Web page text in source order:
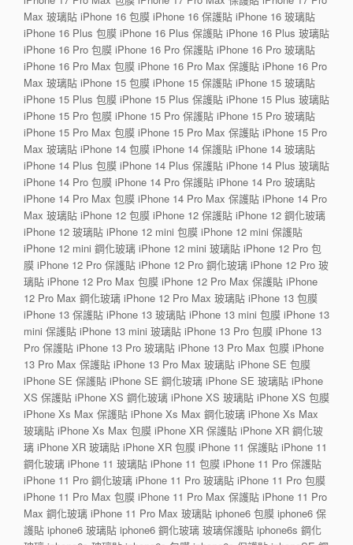
Max 玻璃貼 iPhone 16 包膜 iPhone 16 保護貼 iPhone 16 玻璃貼
iPhone 16 Plus 包膜 iPhone 16 Plus 保護貼 iPhone 16 Plus 玻璃貼
iPhone 16 Pro 包膜 iPhone 16 Pro 保護貼 iPhone 16 Pro 玻璃貼
iPhone 16 Pro Max 包膜 iPhone 16 Pro Max 保護貼 iPhone 16 Pro
Max 玻璃貼 iPhone 15 包膜 iPhone 15 保護貼 iPhone 15 玻璃貼
iPhone 15 Plus 包膜 iPhone 15 Plus 保護貼 iPhone 15 Plus 玻璃貼
iPhone 15 Pro 包膜 iPhone 15 Pro 保護貼 iPhone 15 Pro 玻璃貼
iPhone 15 Pro Max 包膜 iPhone 15 Pro Max 保護貼 iPhone 15 Pro
Max 玻璃貼 iPhone 14 包膜 iPhone 14 保護貼 iPhone 14 玻璃貼
iPhone 14 Plus 包膜 iPhone 14 Plus 保護貼 iPhone 14 Plus 玻璃貼
iPhone 14 Pro 包膜 iPhone 14 Pro 保護貼 iPhone 14 Pro 玻璃貼
iPhone 14 Pro Max 包膜 iPhone 14 Pro Max 保護貼 iPhone 14 Pro
Max 玻璃貼 iPhone 12 包膜 iPhone 12 保護貼 iPhone 12 鋼化玻璃
iPhone 12 玻璃貼 iPhone 12 mini 包膜 iPhone 12 mini 保護貼
iPhone 12 mini 鋼化玻璃 iPhone 12 mini 玻璃貼 iPhone 12 Pro 包
膜 iPhone 12 Pro 保護貼 iPhone 12 Pro 鋼化玻璃 iPhone 12 Pro 玻
璃貼 iPhone 12 Pro Max 包膜 iPhone 12 Pro Max 保護貼 iPhone
12 Pro Max 鋼化玻璃 iPhone 12 Pro Max 玻璃貼 iPhone 13 包膜
iPhone 13 保護貼 iPhone 13 玻璃貼 iPhone 13 mini 包膜 iPhone 13
mini 保護貼 iPhone 13 mini 玻璃貼 iPhone 13 Pro 包膜 iPhone 13
Pro 保護貼 iPhone 13 Pro 玻璃貼 iPhone 13 Pro Max 包膜 iPhone
13 Pro Max 保護貼 iPhone 13 Pro Max 玻璃貼 iPhone SE 包膜
iPhone SE 保護貼 iPhone SE 鋼化玻璃 iPhone SE 玻璃貼 iPhone
XS 保護貼 iPhone XS 鋼化玻璃 iPhone XS 玻璃貼 iPhone XS 包膜
iPhone Xs Max 保護貼 iPhone Xs Max 鋼化玻璃 iPhone Xs Max
玻璃貼 iPhone Xs Max 包膜 iPhone XR 保護貼 iPhone XR 鋼化玻
璃 iPhone XR 玻璃貼 iPhone XR 包膜 iPhone 11 保護貼 iPhone 11
鋼化玻璃 iPhone 11 玻璃貼 iPhone 11 包膜 iPhone 11 Pro 保護貼
iPhone 11 Pro 鋼化玻璃 iPhone 11 Pro 玻璃貼 iPhone 11 Pro 包膜
iPhone 11 Pro Max 包膜 iPhone 11 Pro Max 保護貼 iPhone 11 Pro
Max 鋼化玻璃 iPhone 11 Pro Max 玻璃貼 iphone6 包膜 iphone6 保
護貼 iphone6 玻璃貼 iphone6 鋼化玻璃 玻璃保護貼 iphone6s 鋼化